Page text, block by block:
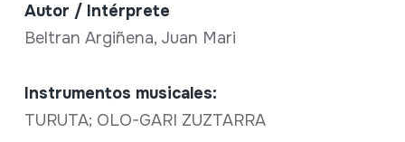
Autor / Intérprete
Beltran Argiñena, Juan Mari
Instrumentos musicales:
TURUTA; OLO-GARI ZUZTARRA